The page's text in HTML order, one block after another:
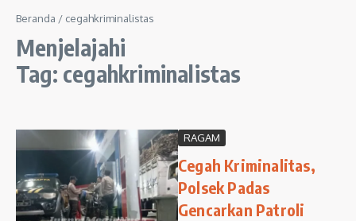
Beranda / cegahkriminalistas
Menjelajahi
Tag: cegahkriminalistas
RAGAM
Cegah Kriminalitas,
Polsek Padas
Gencarkan Patroli